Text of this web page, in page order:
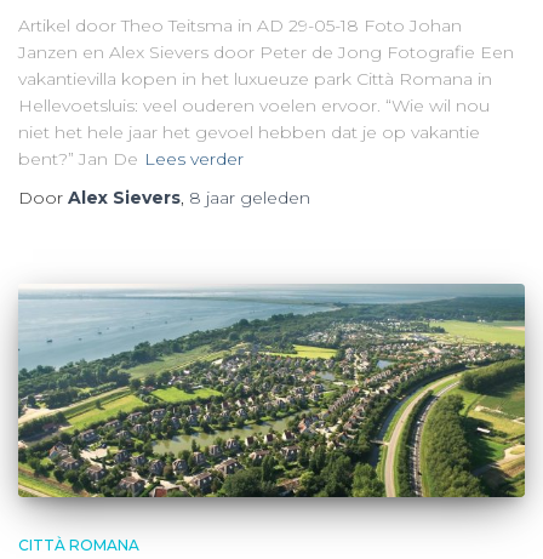
Artikel door Theo Teitsma in AD 29-05-18 Foto Johan
Janzen en Alex Sievers door Peter de Jong Fotografie Een
vakantievilla kopen in het luxueuze park Città Romana in
Hellevoetsluis: veel ouderen voelen ervoor. “Wie wil nou
niet het hele jaar het gevoel hebben dat je op vakantie
bent?” Jan De Lees verder
Door Alex Sievers, 8 jaar geleden
CITTÀ ROMANA